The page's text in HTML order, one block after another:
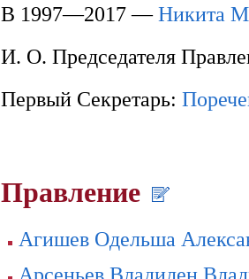
В 1997—2017 —Никита
И. О. Председателя
Первый Секретарь:
Правление
Агишев Одельша